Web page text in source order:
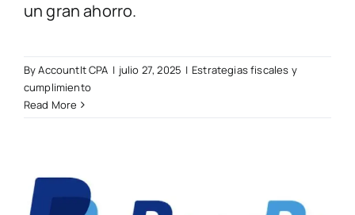
un gran ahorro.
ByAccountIt CPA | julio 27, 2025 | Estrategias fiscales y
cumplimiento
Read More